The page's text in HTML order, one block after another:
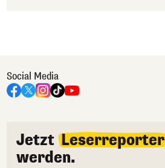
Social Media
Jetzt Leserreporter
werden.